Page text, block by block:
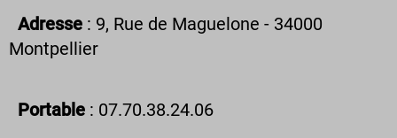
Adresse : 9, Rue de Maguelone - 34000
Montpellier
Portable : 07.70.38.24.06